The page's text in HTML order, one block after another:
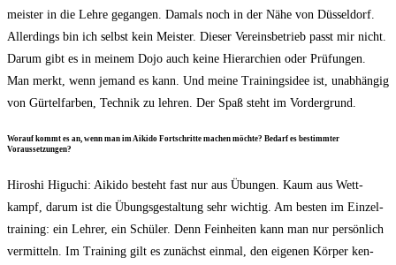
meis­ter in die Leh­re gegan­gen. Damals noch in der Nähe von Düs­sel­dorf.
Aller­dings bin ich selbst kein Meis­ter. Die­ser Ver­eins­be­trieb passt mir nicht.
Dar­um gibt es in mei­nem Dojo auch kei­ne Hier­ar­chien oder Prü­fun­gen.
Man merkt, wenn jemand es kann. Und mei­ne Trai­nings­idee ist, unab­hän­gig
von Gür­tel­far­ben, Tech­nik zu leh­ren. Der Spaß steht im Vordergrund.
Wor­auf kommt es an, wenn man im Aiki­do Fort­schrit­te machen möch­te? Bedarf es bestimm­ter
Voraussetzungen?
Hiro­shi Higuchi: Aiki­do besteht fast nur aus Übun­gen. Kaum aus Wett­
kampf, dar­um ist die Übungs­ge­stal­tung sehr wich­tig. Am bes­ten im Ein­zel­
trai­ning: ein Leh­rer, ein Schü­ler. Denn Fein­hei­ten kann man nur per­sön­lich
ver­mit­teln. Im Trai­ning gilt es zunächst ein­mal, den eige­nen Kör­per ken­